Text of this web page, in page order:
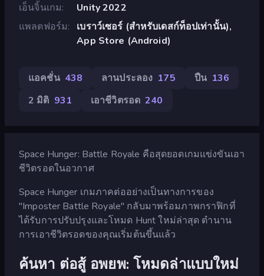
เอ็นจิ้นเกม
Unity 2022
แพลตฟอร์ม
เบราว์เซอร์ (สำหรับเดสก์ท็อปเท่านั้น),
App Store (Android)
แอคชั่น 438 ลานประลอง 175 ปืน 136
2 มิติ 931 เอาชีวิตรอด 240
Space Hunger: Battle Royale คือสุดยอดเกมแข่งขันเอา
ชีวิตรอดในอวกาศ
Space Hunger เกมภาคต่ออย่างเป็นทางการของ
"Imposter Battle Royale" กลับมาพร้อมภาพกราฟิกที่
ได้รับการปรับปรุงและโหมด Hunt ใหม่ล่าสุด ตำนาน
การเอาชีวิตรอดของคุณเริ่มต้นขึ้นแล้ว
ค้นหา ต่อสู้ อพยพ: โหมดล่าแบบใหม่